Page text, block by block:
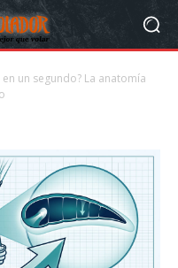
un segundo? La anatomía